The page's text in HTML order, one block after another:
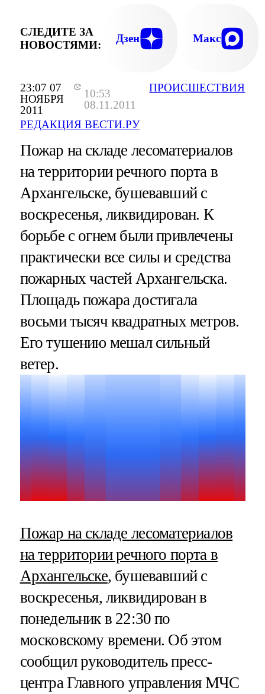
23:07 07
НОЯБРЯ
2011
10:53
08.11.2011
РЕДАКЦИЯ ВЕСТИ.РУ
ПРОИСШЕСТВИЯ
СЛЕДИТЕ ЗА
НОВОСТЯМИ:
Дзен Макс
Пожар на складе лесоматериалов
на территории речного порта в
Архангельске, бушевавший с
воскресенья, ликвидирован. К
борьбе с огнем были привлечены
практически все силы и средства
пожарных частей Архангельска.
Площадь пожара достигала
восьми тысяч квадратных метров.
Его тушению мешал сильный
ветер.
Пожар на складе лесоматериалов
на территории речного порта в
Архангельске, бушевавший с
воскресенья, ликвидирован в
понедельник в 22:30 по
московскому времени. Об этом
сообщил руководитель пресс-
центра Главного управления МЧС